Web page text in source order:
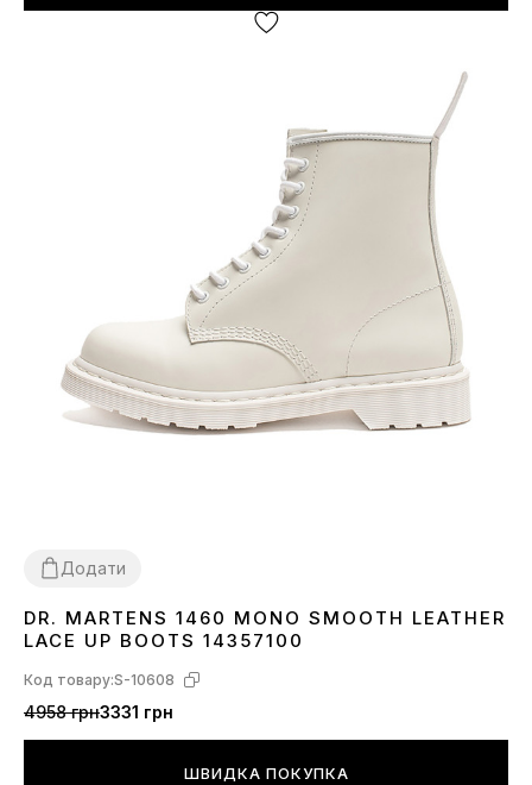
Додати
37 39
DR. MARTENS 1460 MONO SMOOTH LEATHER
LACE UP BOOTS 14357100
Код товару:S-10608
4958 грн3331 грн
ШВИДКА ПОКУПКА